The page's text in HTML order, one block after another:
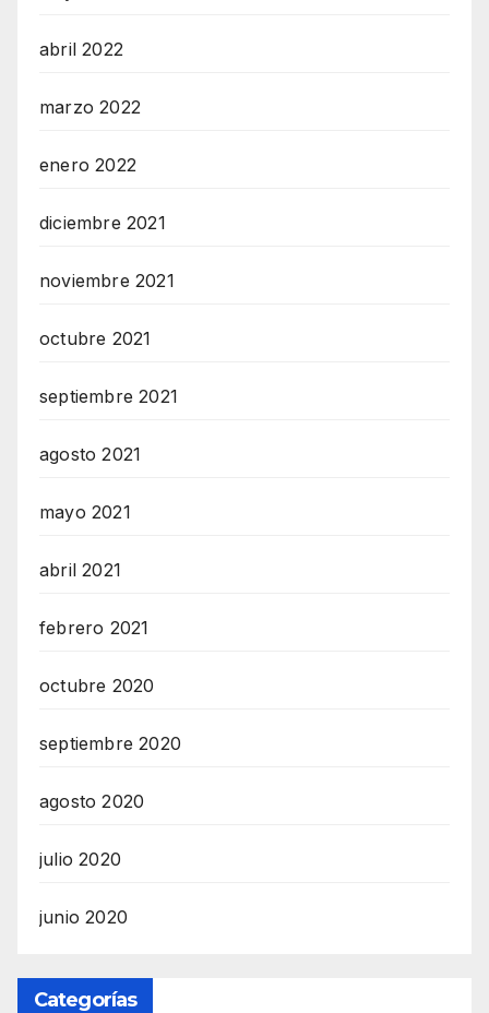
abril 2022
marzo 2022
enero 2022
diciembre 2021
noviembre 2021
octubre 2021
septiembre 2021
agosto 2021
mayo 2021
abril 2021
febrero 2021
octubre 2020
septiembre 2020
agosto 2020
julio 2020
junio 2020
Categorías